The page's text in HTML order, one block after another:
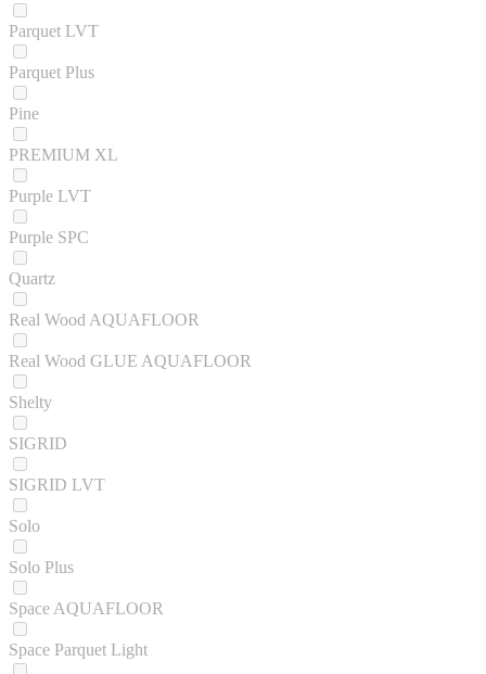
Parquet LVT
Parquet Plus
Pine
PREMIUM XL
Purple LVT
Purple SPC
Quartz
Real Wood AQUAFLOOR
Real Wood GLUE AQUAFLOOR
Shelty
SIGRID
SIGRID LVT
Solo
Solo Plus
Space AQUAFLOOR
Space Parquet Light